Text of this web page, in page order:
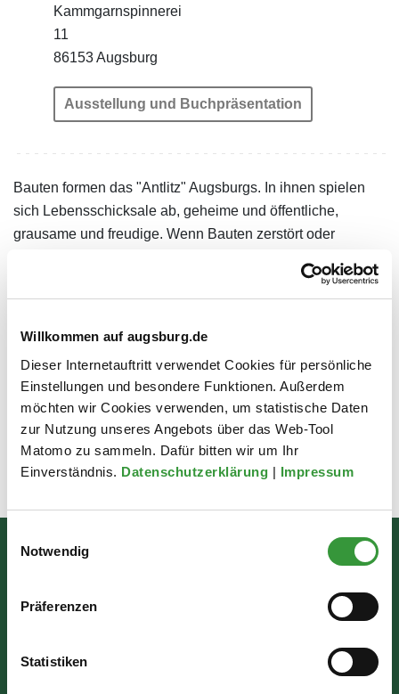
Willkommen auf augsburg.de
Dieser Internetauftritt verwendet Cookies für persönliche
Einstellungen und besondere Funktionen. Außerdem
möchten wir Cookies verwenden, um statistische Daten
zur Nutzung unseres Angebots über das Web-Tool
Matomo zu sammeln. Dafür bitten wir um Ihr
Einverständnis. Datenschutzerklärung | Impressum
Notwendig
Präferenzen
Statistiken
Kammgarnspinnerei
11
86153 Augsburg
Ausstellung und Buchpräsentation
Bauten formen das "Antlitz" Augsburgs. In ihnen spielen
sich Lebensschicksale ab, geheime und öffentliche,
grausame und freudige. Wenn Bauten zerstört oder
Zeugnisse der Architekturgeschichte, sondern auch des
vergangenen Lebens in Augsburg. Meistens finden sich
und Museen. Eine Ausstellung porträtiert einige dieser
Bauwerke und deren Geschichten anhand von
Bürgerinformation
Rathausplatz 1